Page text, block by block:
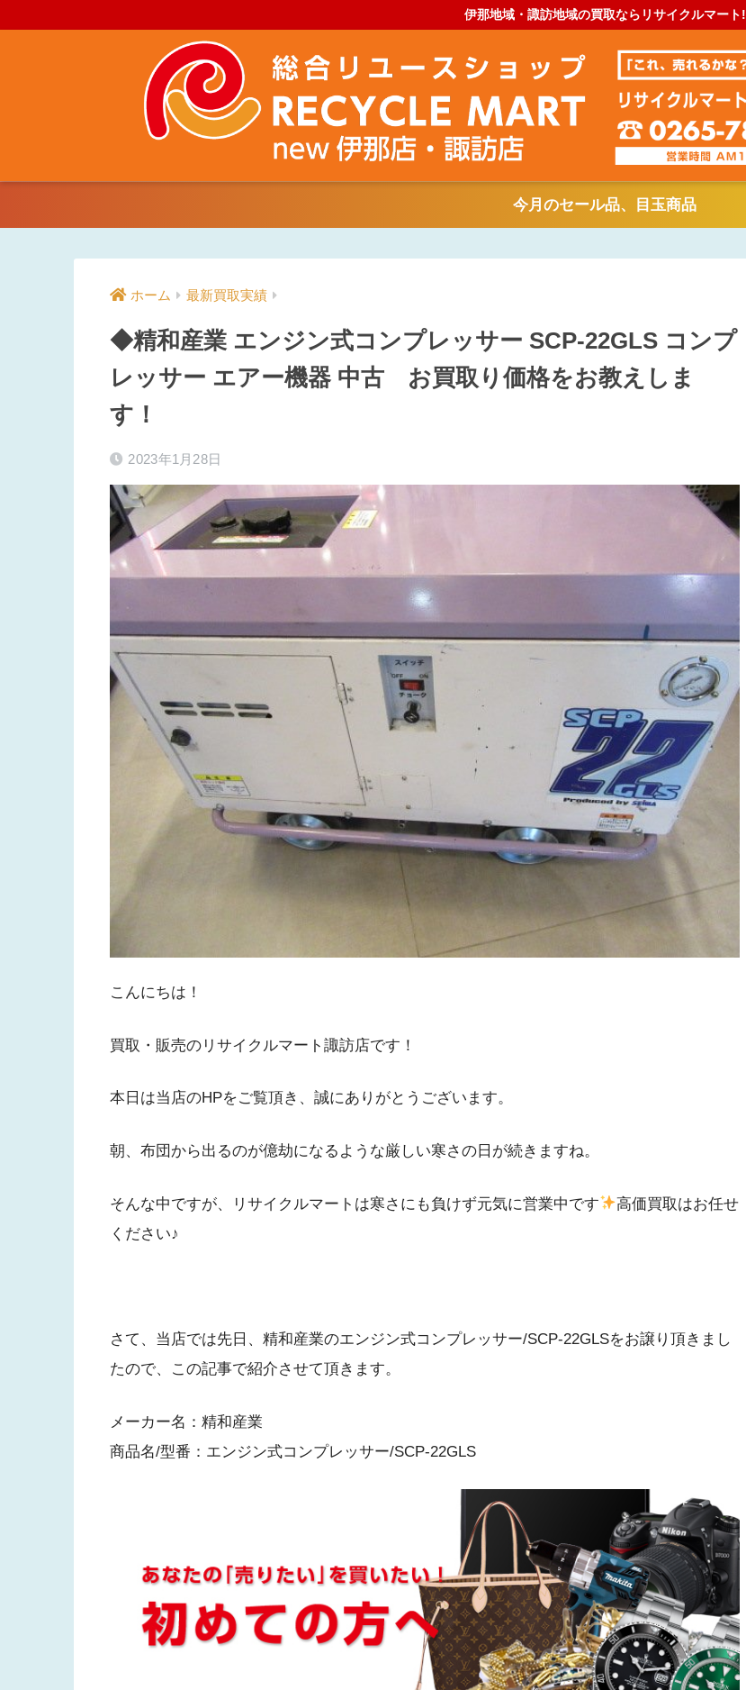
伊那地域・諏訪地域の買取ならリサイクルマート!
今月のセール品、目玉商品
ホーム 最新買取実績
◆精和産業 エンジン式コンプレッサー SCP-22GLS コンプ
レッサー エアー機器 中古 お買取り価格をお教えしま
す！
2023年1月28日
こんにちは！
買取・販売のリサイクルマート諏訪店です！
本日は当店のHPをご覧頂き、誠にありがとうございます。
朝、布団から出るのが億劫になるような厳しい寒さの日が続きますね。
そんな中ですが、リサイクルマートは寒さにも負けず元気に営業中です
高価買取はお任せ
ください♪
さて、当店では先日、精和産業のエンジン式コンプレッサー/SCP-22GLSをお譲り頂きまし
たので、この記事で紹介させて頂きます。
メーカー名：精和産業
商品名/型番：エンジン式コンプレッサー/SCP-22GLS